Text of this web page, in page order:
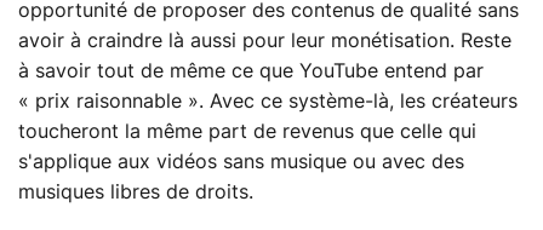
opportunité de proposer des contenus de qualité sans
avoir à craindre là aussi pour leur monétisation. Reste
à savoir tout de même ce que YouTube entend par
« prix raisonnable ». Avec ce système-là, les créateurs
toucheront la même part de revenus que celle qui
s'applique aux vidéos sans musique ou avec des
musiques libres de droits.